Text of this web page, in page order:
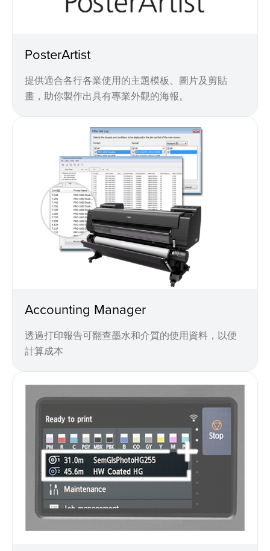
PosterArtist
提供適合各行各業使用的主題模板、圖片及剪貼
畫，助你製作出具有專業外觀的海報。
Accounting Manager
透過打印報告可翻查墨水和介質的使用資料，以便
計算成本